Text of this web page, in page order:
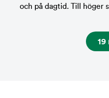
och på dagtid. Till höger
19